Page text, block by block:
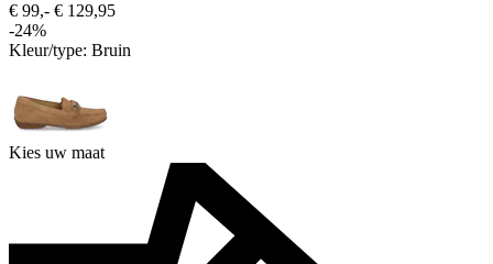
€ 99,- € 129,95
-24%
Kleur/type: Bruin
Kies uw maat